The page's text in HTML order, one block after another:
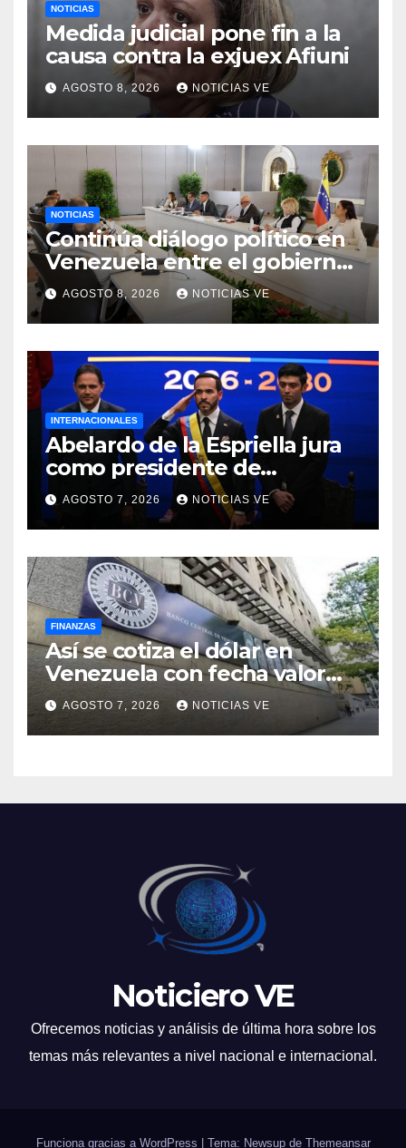
NOTICIAS
Medida judicial pone fin a la
causa contra la exjuex Afiuni
AGOSTO 8, 2026 NOTICIAS VE
NOTICIAS
Continúa diálogo político en
Venezuela entre el gobierno
y la oposición
AGOSTO 8, 2026 NOTICIAS VE
INTERNACIONALES
Abelardo de la Espriella jura
como presidente de
Colombia para el periodo
2026-2030
AGOSTO 7, 2026 NOTICIAS VE
FINANZAS
Así se cotiza el dólar en
Venezuela con fecha valor
lunes 10 de agosto de 2026
AGOSTO 7, 2026 NOTICIAS VE
Noticiero VE
Ofrecemos noticias y análisis de última hora sobre los
temas más relevantes a nivel nacional e internacional.
Funciona gracias a WordPress | Tema: Newsup de Themeansar